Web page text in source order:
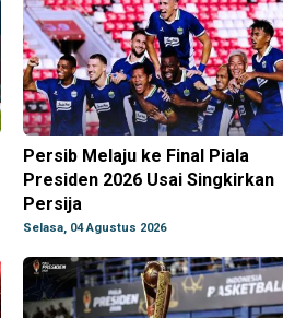
Persib Melaju ke Final Piala
Presiden 2026 Usai Singkirkan
Persija
Selasa, 04 Agustus 2026